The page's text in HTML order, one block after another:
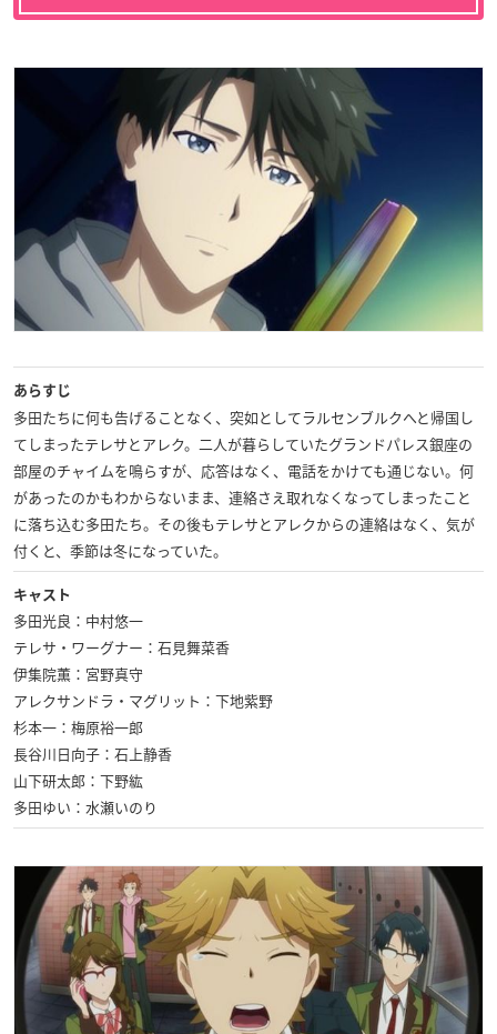
あらすじ
多田たちに何も告げることなく、突如としてラルセンブルクへと帰国し
てしまったテレサとアレク。二人が暮らしていたグランドパレス銀座の
部屋のチャイムを鳴らすが、応答はなく、電話をかけても通じない。何
があったのかもわからないまま、連絡さえ取れなくなってしまったこと
に落ち込む多田たち。その後もテレサとアレクからの連絡はなく、気が
付くと、季節は冬になっていた。
キャスト
多田光良：中村悠一
テレサ・ワーグナー：石見舞菜香
伊集院薫：宮野真守
アレクサンドラ・マグリット：下地紫野
杉本一：梅原裕一郎
長谷川日向子：石上静香
山下研太郎：下野紘
多田ゆい：水瀬いのり